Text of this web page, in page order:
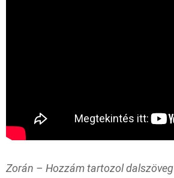
Zorán – Hozzám tartozol dalszöveg